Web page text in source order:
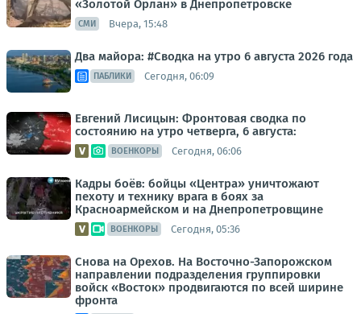
«Золотой Орлан» в Днепропетровске
СМИ Вчера, 15:48
Два майора: #Сводка на утро 6 августа 2026 года
ПАБЛИКИ Сегодня, 06:09
Евгений Лисицын: Фронтовая сводка по
состоянию на утро четверга, 6 августа:
ВОЕНКОРЫ Сегодня, 06:06
Кадры боёв: бойцы «Центра» уничтожают
пехоту и технику врага в боях за
Красноармейском и на Днепропетровщине
ВОЕНКОРЫ Сегодня, 05:36
Снова на Орехов. На Восточно-Запорожском
направлении подразделения группировки
войск «Восток» продвигаются по всей ширине
фронта